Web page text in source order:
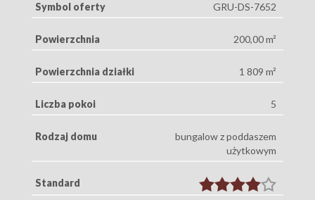
Symbol oferty GRU-DS-7652
Powierzchnia 200,00 m²
Powierzchnia działki 1 809 m²
Liczba pokoi 5
Rodzaj domu
bungalow z poddaszem
użytkowym
Standard